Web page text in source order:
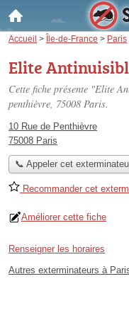
Accueil > Île-de-France > Paris
Elite
Cette fiche présente "Elite
penthièvre, 75008 Paris.
10 Rue de Penthièvre
75008 Paris
📞 Appeler cet
Recommander cet
Améliorer cette fiche
Renseigner les horaires
Autres exterminateurs à